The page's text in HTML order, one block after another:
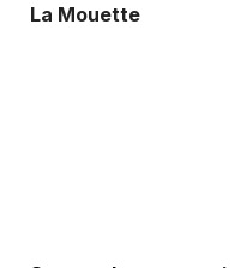
La Mouette